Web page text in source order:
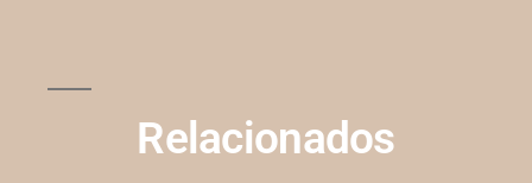
Relacionados